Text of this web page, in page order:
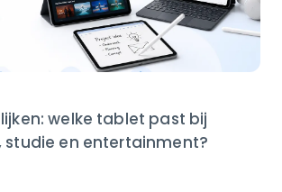
welke tablet past bij
studie en entertainment?